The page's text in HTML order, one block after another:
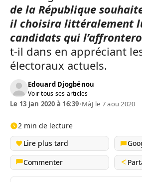
de la République
il choisira littéralement
candidats qui
t-il dans en appréciant
électoraux actuels.
Edouard Djogbénou
Voir tous ses articles
Le 13 jan 2020 à 16:39•MàJ le 7 aou 2020
2 min de lecture
Lire plus tard
Commenter